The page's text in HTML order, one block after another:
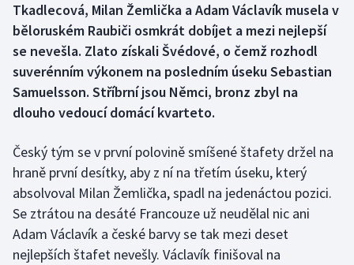
Curling
Dostihy
Florbal
Futsal
Golf
Gymnastika
Házená
Tkadlecová, Milan Žemlička a Adam Václavík musela v
běloruském Raubiči osmkrát dobíjet a mezi nejlepší
se nevešla. Zlato získali Švédové, o čemž rozhodl
suverénním výkonem na posledním úseku Sebastian
Samuelsson. Stříbrní jsou Němci, bronz zbyl na
dlouho vedoucí domácí kvarteto.
Český tým se v první polovině smíšené štafety držel na
hraně první desítky, aby z ní na třetím úseku, který
absolvoval Milan Žemlička, spadl na jedenáctou pozici.
Se ztrátou na desáté Francouze už neudělal nic ani
Adam Václavík a české barvy se tak mezi deset
nejlepších štafet nevešly. Václavík finišoval na